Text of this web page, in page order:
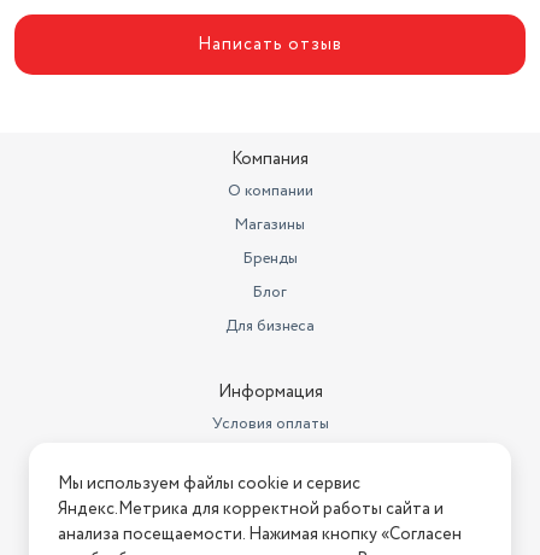
Написать отзыв
Компания
О компании
Магазины
Бренды
Блог
Для бизнеса
Информация
Условия оплаты
Условия возврата
Нашли ошибку на сайте? Напишите нам
Мы используем файлы cookie и сервис
Яндекс.Метрика для корректной работы сайта и
анализа посещаемости. Нажимая кнопку «Согласен